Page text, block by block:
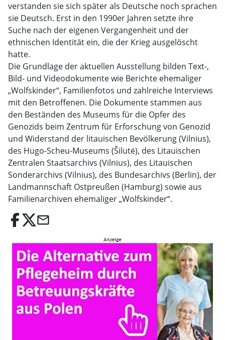
verstanden sie sich später als Deutsche noch sprachen
sie Deutsch. Erst in den 1990er Jahren setzte ihre
Suche nach der eigenen Vergangenheit und der
ethnischen Identität ein, die der Krieg ausgelöscht
hatte.
Die Grundlage der aktuellen Ausstellung bilden Text-,
Bild- und Videodokumente wie Berichte ehemaliger
„Wolfskinder“, Familienfotos und zahlreiche Interviews
mit den Betroffenen. Die Dokumente stammen aus
den Beständen des Museums für die Opfer des
Genozids beim Zentrum für Erforschung von Genozid
und Widerstand der litauischen Bevölkerung (Vilnius),
des Hugo-Scheu-Museums (Šilutė), des Litauischen
Zentralen Staatsarchivs (Vilnius), des Litauischen
Sonderarchivs (Vilnius), des Bundesarchivs (Berlin), der
Landmannschaft Ostpreußen (Hamburg) sowie aus
Familienarchiven ehemaliger „Wolfskinder“.
email